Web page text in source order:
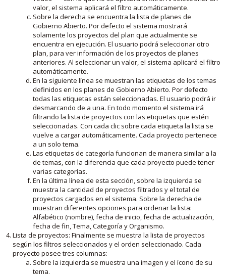
valor, el sistema aplicará el filtro automáticamente.
Sobre la derecha se encuentra la lista de planes de
Gobierno Abierto. Por defecto el sistema mostrará
solamente los proyectos del plan que actualmente se
encuentra en ejecución. El usuario podrá seleccionar otro
plan, para ver información de los proyectos de planes
anteriores. Al seleccionar un valor, el sistema aplicará el filtro
automáticamente.
En la siguiente línea se muestran las etiquetas de los temas
definidos en los planes de Gobierno Abierto. Por defecto
todas las etiquetas están seleccionadas. El usuario podrá ir
desmarcando de a una. En todo momento el sistema irá
filtrando la lista de proyectos con las etiquetas que estén
seleccionadas. Con cada clic sobre cada etiqueta la lista se
vuelve a cargar automáticamente. Cada proyecto pertenece
a un solo tema.
Las etiquetas de categoría funcionan de manera similar a la
de temas, con la diferencia que cada proyecto puede tener
varias categorías.
En la última línea de esta sección, sobre la izquierda se
muestra la cantidad de proyectos filtrados y el total de
proyectos cargados en el sistema. Sobre la derecha de
muestran diferentes opciones para ordenar la lista:
Alfabético (nombre), fecha de inicio, fecha de actualización,
fecha de fin, Tema, Categoría y Organismo.
Lista de proyectos: Finalmente se muestra la lista de proyectos
según los filtros seleccionados y el orden seleccionado. Cada
proyecto posee tres columnas:
Sobre la izquierda se muestra una imagen y el ícono de su
tema.